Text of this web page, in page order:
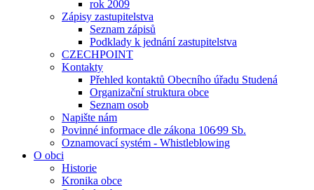
rok 2009
Zápisy zastupitelstva
Seznam zápisů
Podklady k jednání zastupitelstva
CZECHPOINT
Kontakty
Přehled kontaktů Obecního úřadu Studená
Organizační struktura obce
Seznam osob
Napište nám
Povinné informace dle zákona 106⁄99 Sb.
Oznamovací systém - Whistleblowing
O obci
Historie
Kronika obce